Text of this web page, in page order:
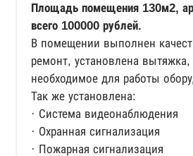
Площадь помещения 130м2,
всего 100000 рублей.
В помещении выполнен
ремонт, установлена вытяжка,
необходимое для работы
Так же установлена:
· Система видеонаблюдения
· Охранная сигнализация
· Пожарная сигнализация